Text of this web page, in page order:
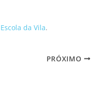
Escola da Vila.
PRÓXIMO